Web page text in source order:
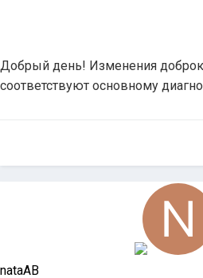
Добрый день! Изменения
соответствуют основному
nataAB